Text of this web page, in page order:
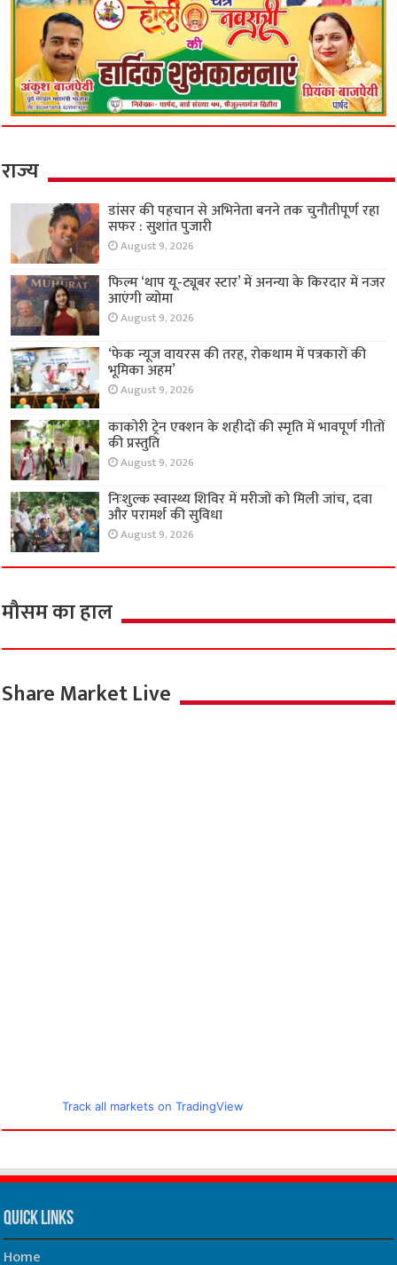
राज्य
डांसर की पहचान से अभिनेता बनने तक चुनौतीपूर्ण रहा
सफर : सुशांत पुजारी
August 9, 2026
फिल्म ‘थाप यू-ट्यूबर स्टार’ में अनन्या के किरदार में नजर
आएंगी व्योमा
August 9, 2026
‘फेक न्यूज वायरस की तरह, रोकथाम में पत्रकारों की
भूमिका अहम’
August 9, 2026
काकोरी ट्रेन एक्शन के शहीदों की स्मृति में भावपूर्ण गीतों
की प्रस्तुति
August 9, 2026
निःशुल्क स्वास्थ्य शिविर में मरीजों को मिली जांच, दवा
और परामर्श की सुविधा
August 9, 2026
मौसम का हाल
Share Market Live
Track all markets on TradingView
Quick Links
Home